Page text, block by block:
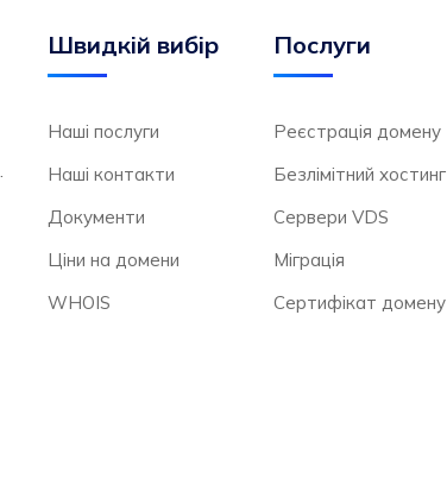
Швидкій вибір
Наші послуги
Наші контакти
Документи
Ціни на домени
WHOIS
Послуги
Реєстрація домену
Безлімітний хостинг
Сервери VDS
Міграція
Сертифікат домену